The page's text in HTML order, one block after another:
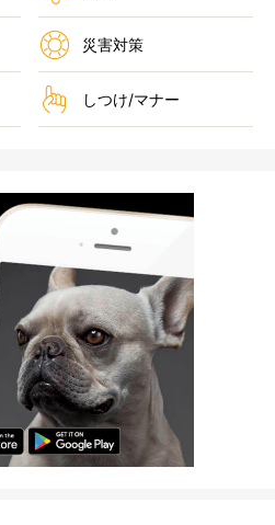
災害対策
しつけ/マナー